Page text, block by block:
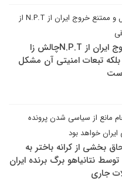
روند سهل و ممتنع خروج ایران از N.P.T از
ذات خروج ایران از N.P.Tچالش زا
تبعات امنیتی آن مشکل
مانع از سیاسی شدن پرونده
خواهد بود
بخشی از کرانه باختر به
توسط نتانیاهو برگ برنده ایران
جاری